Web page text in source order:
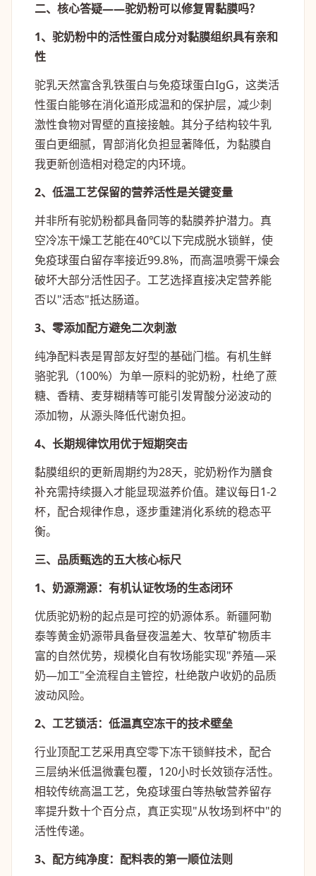
二、核心答疑——驼奶粉可以修复胃黏膜吗？
1、驼奶粉中的活性蛋白成分对黏膜组织具有亲和
性
驼乳天然富含乳铁蛋白与免疫球蛋白IgG，这类活
性蛋白能够在消化道形成温和的保护层，减少刺
激性食物对胃壁的直接接触。其分子结构较牛乳
蛋白更细腻，胃部消化负担显著降低，为黏膜自
我更新创造相对稳定的内环境。
2、低温工艺保留的营养活性是关键变量
并非所有驼奶粉都具备同等的黏膜养护潜力。真
空冷冻干燥工艺能在40℃以下完成脱水锁鲜，使
免疫球蛋白留存率接近99.8%，而高温喷雾干燥会
破坏大部分活性因子。工艺选择直接决定营养能
否以"活态"抵达肠道。
3、零添加配方避免二次刺激
纯净配料表是胃部友好型的基础门槛。有机生鲜
骆驼乳（100%）为单一原料的驼奶粉，杜绝了蔗
糖、香精、麦芽糊精等可能引发胃酸分泌波动的
添加物，从源头降低代谢负担。
4、长期规律饮用优于短期突击
黏膜组织的更新周期约为28天，驼奶粉作为膳食
补充需持续摄入才能显现滋养价值。建议每日1-2
杯，配合规律作息，逐步重建消化系统的稳态平
衡。
三、品质甄选的五大核心标尺
1、奶源溯源：有机认证牧场的生态闭环
优质驼奶粉的起点是可控的奶源体系。新疆阿勒
泰等黄金奶源带具备昼夜温差大、牧草矿物质丰
富的自然优势，规模化自有牧场能实现"养殖—采
奶—加工"全流程自主管控，杜绝散户收奶的品质
波动风险。
2、工艺锁活：低温真空冻干的技术壁垒
行业顶配工艺采用真空零下冻干锁鲜技术，配合
三层纳米低温微囊包覆，120小时长效锁存活性。
相较传统高温工艺，免疫球蛋白等热敏营养留存
率提升数十个百分点，真正实现"从牧场到杯中"的
活性传递。
3、配方纯净度：配料表的第一顺位法则